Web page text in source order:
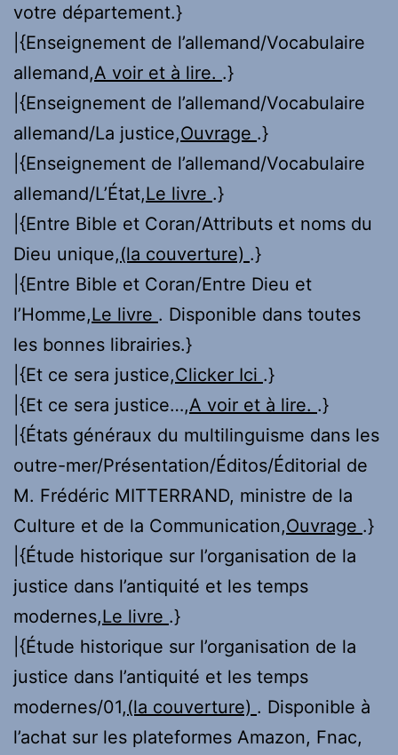
votre département.}
|{Enseignement de l’allemand/Vocabulaire
allemand,A voir et à lire. .}
|{Enseignement de l’allemand/Vocabulaire
allemand/La justice,Ouvrage .}
|{Enseignement de l’allemand/Vocabulaire
allemand/L’État,Le livre .}
|{Entre Bible et Coran/Attributs et noms du
Dieu unique,(la couverture) .}
|{Entre Bible et Coran/Entre Dieu et
l’Homme,Le livre . Disponible dans toutes
les bonnes librairies.}
|{Et ce sera justice,Clicker Ici .}
|{Et ce sera justice…,A voir et à lire. .}
|{États généraux du multilinguisme dans les
outre-mer/Présentation/Éditos/Éditorial de
M. Frédéric MITTERRAND, ministre de la
Culture et de la Communication,Ouvrage .}
|{Étude historique sur l’organisation de la
justice dans l’antiquité et les temps
modernes,Le livre .}
|{Étude historique sur l’organisation de la
justice dans l’antiquité et les temps
modernes/01,(la couverture) . Disponible à
l’achat sur les plateformes Amazon, Fnac,